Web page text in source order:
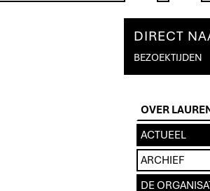
DIRECT
BEZOEKTIJDEN
OVER
ACTUEEL
ARCHIEF
DE